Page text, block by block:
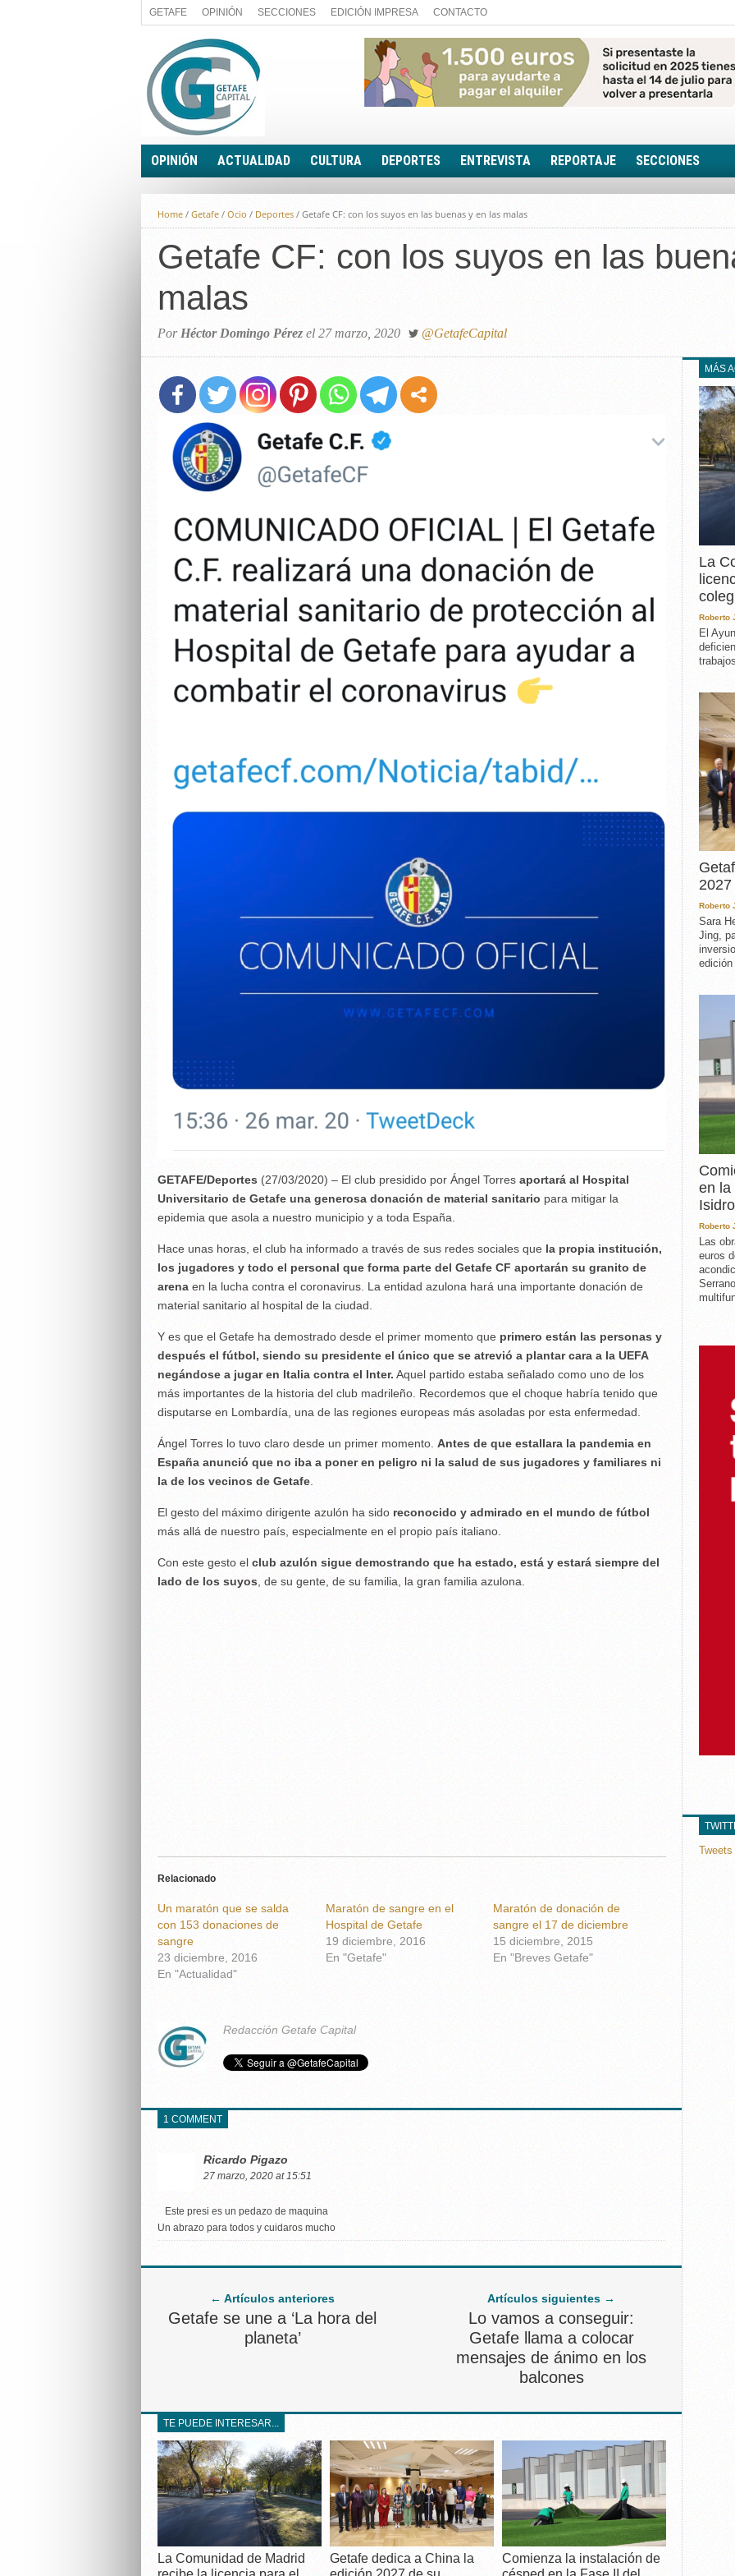
GETAFE OPINIÓN SECCIONES EDICIÓN IMPRESA CONTACTO
OPINIÓN
A FIN DE CUENTAS
PALABRA DE CONCEJAL
LA PIEDRA DE SÍSIFO
EL SACAPUNTAS
TODAS LAS BANDERAS
ROTAS
ACTUALIDAD
POLÍTICA
ECONOMÍA
SOCIEDAD
BREVES
CULTURA DEPORTES ENTREVISTA REPORTAJE SECCIONES
FOTONOTICIA
LOOK TOTAL
RINCÓN
LA VOZ DE LA
EXPERIENCIA
IN MEMORIAM
MEMORIA
UN MINUTO EN EL
MUSEO
Home / Getafe / Ocio / Deportes / Getafe CF: con los suyos en las buenas y en las malas
Getafe CF: con los suyos en las
malas
Por Héctor Domingo Pérez el 27 marzo, 2020 @GetafeCapital
GETAFE/Deportes (27/03/2020) – El club presidido por Ángel Torres aportará al Hospital
Universitario de Getafe una generosa donación de material sanitario para mitigar la
epidemia que asola a nuestro municipio y a toda España.
Hace unas horas, el club ha informado a través de sus redes sociales que la propia institución,
los jugadores y todo el personal que forma parte del Getafe CF aportarán su granito de
arena en la lucha contra el coronavirus. La entidad azulona hará una importante donación de
material sanitario al hospital de la ciudad.
Y es que el Getafe ha demostrado desde el primer momento que primero están las personas y
después el fútbol, siendo su presidente el único que se atrevió a plantar cara a la UEFA
negándose a jugar en Italia contra el Inter. Aquel partido estaba señalado como uno de los
más importantes de la historia del club madrileño. Recordemos que el choque habría tenido que
disputarse en Lombardía, una de las regiones europeas más asoladas por esta enfermedad.
Ángel Torres lo tuvo claro desde un primer momento. Antes de que estallara la pandemia en
España anunció que no iba a poner en peligro ni la salud de sus jugadores y familiares ni
la de los vecinos de Getafe
El gesto del máximo dirigente azulón ha sido reconocido y admirado en el mundo de fútbol
más allá de nuestro país, especialmente en el propio país italiano.
Con este gesto el club azulón sigue demostrando que ha estado, está y estará siempre del
lado de los suyos , de su gente, de su familia, la gran familia azulona.
Relacionado
Un maratón que se salda
con 153 donaciones de
sangre
23 diciembre, 2016
En "Actualidad"
Maratón de sangre en el
Hospital de Getafe
19 diciembre, 2016
En "Getafe"
Maratón de donación de
sangre el 17 de diciembre
15 diciembre, 2015
En "Breves Getafe"
Redacción Getafe Capital
1 COMMENT
Ricardo Pigazo
27 marzo, 2020 at 15:51
Este presi es un pedazo de maquina
Un abrazo para todos y cuidaros mucho
← Artículos anteriores
Getafe se une a ‘La hora del
planeta’
Artículos siguientes →
Lo vamos a conseguir:
Getafe llama a colocar
mensajes de ánimo en los
balcones
TE PUEDE INTERESAR...
La Comunidad de Madrid
Getafe dedica a China la
Comienza la instalación de
MÁS
La
Roberto
El
2027
Roberto
Sara
Jing,
en la
Isidro
Roberto
Las
euros